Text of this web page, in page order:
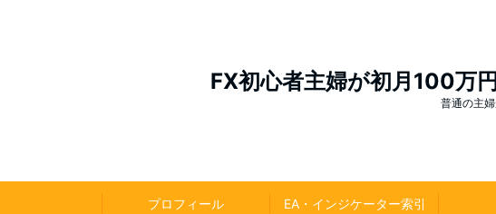
FX初心者主婦が初月100万
普通の主
プロフィール EA・インジケーター索引